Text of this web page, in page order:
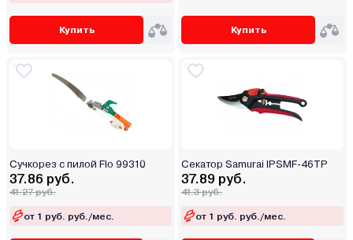
Купить Купить
Сучкорез с пилой Flo 99310
37.86 руб.
41.27 руб.
от 1 руб. руб./мес.
Секатор Samurai IPSMF-46TP
37.89 руб.
41.3 руб.
от 1 руб. руб./мес.